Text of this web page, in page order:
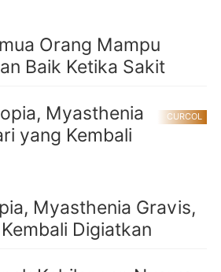
Orang Mampu
Baik Ketika Sakit
CURCOL
Myasthenia Gravis,
Digiatkan